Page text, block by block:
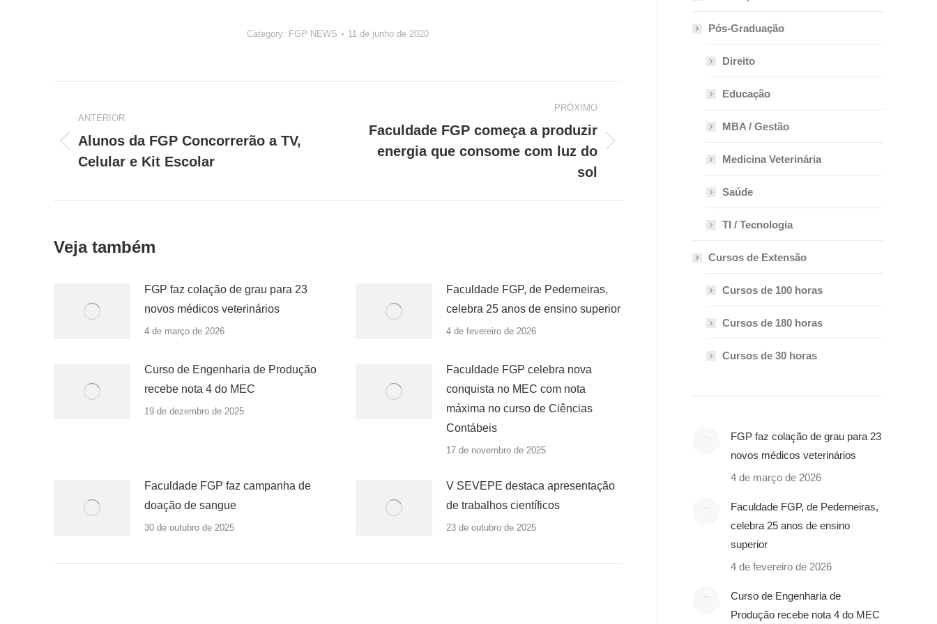
Category: FGP NEWS 11 de junho de 2020
de
post:
ANTERIOR
Post
anterior:
Alunos da FGP Concorrerão a TV,
Celular e Kit Escolar
PRÓXIMO
Próximo
Faculdade FGP começa a produzir
energia que consome com luz do
sol
Veja também
FGP faz colação de grau para 23
novos médicos veterinários
4 de março de 2026
Faculdade FGP, de Pederneiras,
celebra 25 anos de ensino superior
4 de fevereiro de 2026
Curso de Engenharia de Produção
recebe nota 4 do MEC
19 de dezembro de 2025
Faculdade FGP celebra nova
conquista no MEC com nota
máxima no curso de Ciências
Contábeis
17 de novembro de 2025
Faculdade FGP faz campanha de
doação de sangue
30 de outubro de 2025
V SEVEPE destaca apresentação
de trabalhos científicos
23 de outubro de 2025
Pós-Graduação
Direito
Educação
MBA / Gestão
Medicina Veterinária
Saúde
TI / Tecnologia
Cursos de Extensão
Cursos de 100 horas
Cursos de 180 horas
Cursos de 30 horas
FGP faz colação de grau para 23
novos médicos veterinários
4 de março de 2026
Faculdade FGP, de Pederneiras,
celebra 25 anos de ensino
superior
4 de fevereiro de 2026
Curso de Engenharia de
Produção recebe nota 4 do MEC